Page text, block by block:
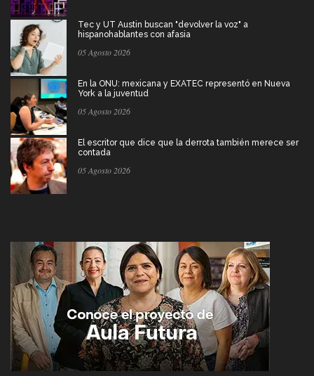
Tec y UT Austin buscan "devolver la voz" a
hispanohablantes con afasia
05 Agosto 2026
En la ONU: mexicana y EXATEC representó en Nueva
York a la juventud
05 Agosto 2026
El escritor que dice que la derrota también merece ser
contada
05 Agosto 2026